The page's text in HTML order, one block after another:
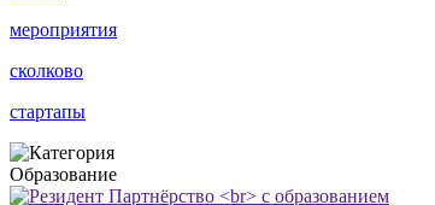
мероприятия
сколково
стартапы
Образование